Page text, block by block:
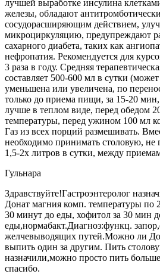
лучшей выработке инсулина
железы, обладают
сосудорасширяющим действием,
микроциркуляцию, предупреждают
сахарного диабета, таких как
нефропатия. Рекомендуется для
3 раза в году. Средняя
составляет 500-600 мл в сутки
уменьшена или увеличена, по
только до приема пищи, за 15-20
лучше в теплом виде, перед обедом
температуры, перед ужином 100 мл
Газ из всех порций размешивать.
необходимо принимать столовую, не
1,5-2х литров в сутки, между
Гульнара
Здравствуйте!Гастроэнтеролог
Донат магния комп. температуры по
30 минут до еды, хофитол за 30 мин
еды,нормабакт.Диагноз:функц.
желчевыводящих путей.Можно ли
выпить один за другим. Пить
назначили,можно просто пить
спасибо.